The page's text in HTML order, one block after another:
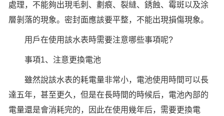
處理，不能夠出現毛刺、劃痕、裂縫、銹蝕、霉斑以及涂
層剝落的現象。密封面應該要平整，不能出現損傷現象。
用戶在使用該水表時需要注意哪些事項呢?
事項1、注意更換電池
雖然說該水表的耗電量非常小，電池使用時間可以長
達五年，甚至更久，但是在長時間的時候后，電池內部的
電量還是會消耗完的，因此在使用幾年后，需要更換電